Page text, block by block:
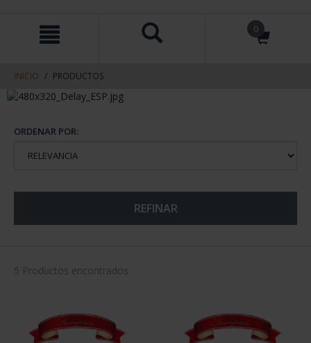
contenido
navegacin
0
INICIO PRODUCTOS
ORDENAR POR:
REFINAR
5 Productos encontrados